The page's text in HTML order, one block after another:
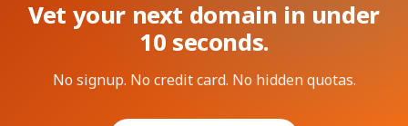
Vet your next domain in under
10 seconds.
No signup. No credit card. No hidden quotas.